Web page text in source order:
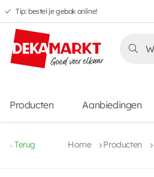
Overslaan
naar
hoofdnavigatie
Overslaan
naar
hoofdinhoud
Overslaan
naar
voettekstinhoud
Overslaan
naar
aanbiedingen
Tip: bestel je gebak online!
Producten Aanbiedingen
Terug Home Producten